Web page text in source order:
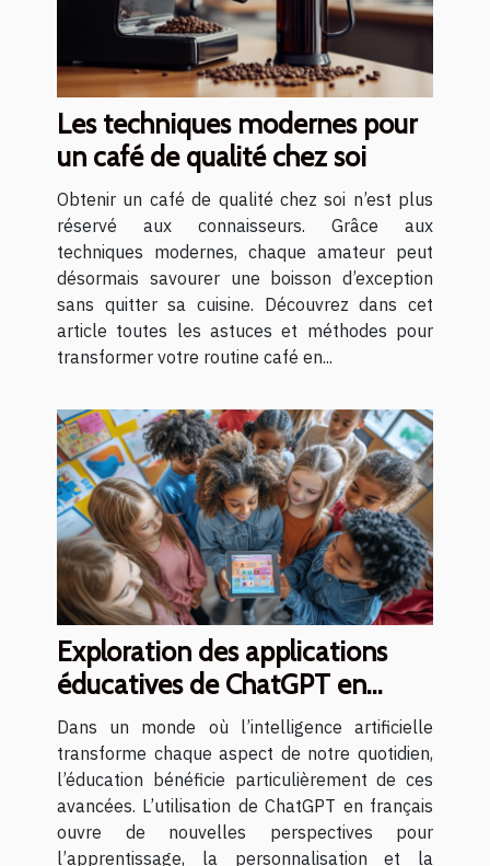
Les techniques modernes pour
un café de qualité chez soi
Obtenir un café de qualité chez soi n’est plus
réservé aux connaisseurs. Grâce aux
techniques modernes, chaque amateur peut
désormais savourer une boisson d’exception
sans quitter sa cuisine. Découvrez dans cet
article toutes les astuces et méthodes pour
transformer votre routine café en...
Exploration des applications
éducatives de ChatGPT en
français
Dans un monde où l’intelligence artificielle
transforme chaque aspect de notre quotidien,
l’éducation bénéficie particulièrement de ces
avancées. L’utilisation de ChatGPT en français
ouvre de nouvelles perspectives pour
l’apprentissage, la personnalisation et la